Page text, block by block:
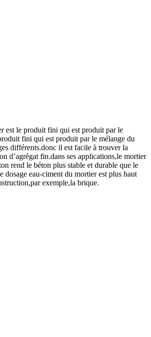
est le produit fini qui est produit par le
fini qui est produit par le mélange du
différents.donc il est facile à trouver la
d’agrégat fin.dans ses applications,le mortier
rend le béton plus stable et durable que le
dosage eau-ciment du mortier est plus haut
exemple,la brique.